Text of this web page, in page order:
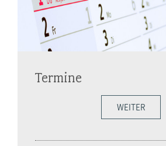
Termine
WEITER